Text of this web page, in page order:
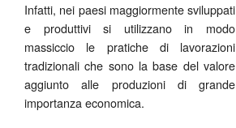
Infatti, nei paesi maggiormente sviluppati
e produttivi si utilizzano in modo
massiccio le pratiche di lavorazioni
tradizionali che sono la base del valore
aggiunto alle produzioni di grande
importanza economica.